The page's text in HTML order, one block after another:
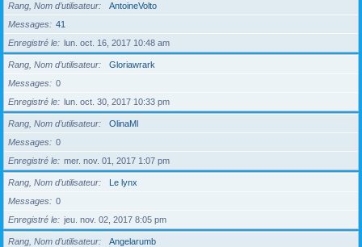
Rang, Nom d’utilisateur
AntoineVolto
Messages
41
Enregistré le
lun. oct. 16, 2017 10:48 am
Rang, Nom d’utilisateur
Gloriawrark
Messages
0
Enregistré le
lun. oct. 30, 2017 10:33 pm
Rang, Nom d’utilisateur
OlinaMl
Messages
0
Enregistré le
mer. nov. 01, 2017 1:07 pm
Rang, Nom d’utilisateur
Le lynx
Messages
0
Enregistré le
jeu. nov. 02, 2017 8:05 pm
Rang, Nom d’utilisateur
Angelarumb